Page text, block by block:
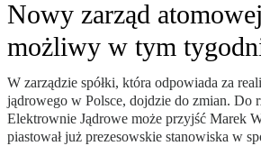
Nowy zarząd
możliwy w tym
W zarządzie spółki, która odpowiada za
jądrowego w Polsce, dojdzie do zmian. Do
Elektrownie Jądrowe może przyjść Marek
piastował już prezesowskie stanowiska w